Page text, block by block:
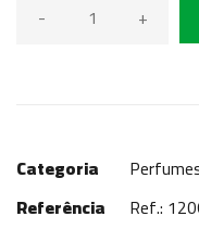
- +
Categoria
Referência
Ref.: